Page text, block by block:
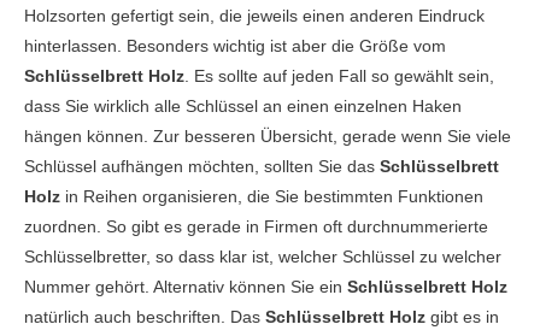
Holzsorten gefertigt sein, die jeweils einen anderen Eindruck
hinterlassen. Besonders wichtig ist aber die Größe vom
Schlüsselbrett Holz . Es sollte auf jeden Fall so gewählt sein,
dass Sie wirklich alle Schlüssel an einen einzelnen Haken
hängen können. Zur besseren Übersicht, gerade wenn Sie viele
Schlüssel aufhängen möchten, sollten Sie das Schlüsselbrett
Holz in Reihen organisieren, die Sie bestimmten Funktionen
zuordnen. So gibt es gerade in Firmen oft durchnummerierte
Schlüsselbretter, so dass klar ist, welcher Schlüssel zu welcher
Nummer gehört. Alternativ können Sie ein Schlüsselbrett Holz
natürlich auch beschriften. Das Schlüsselbrett Holz gibt es in